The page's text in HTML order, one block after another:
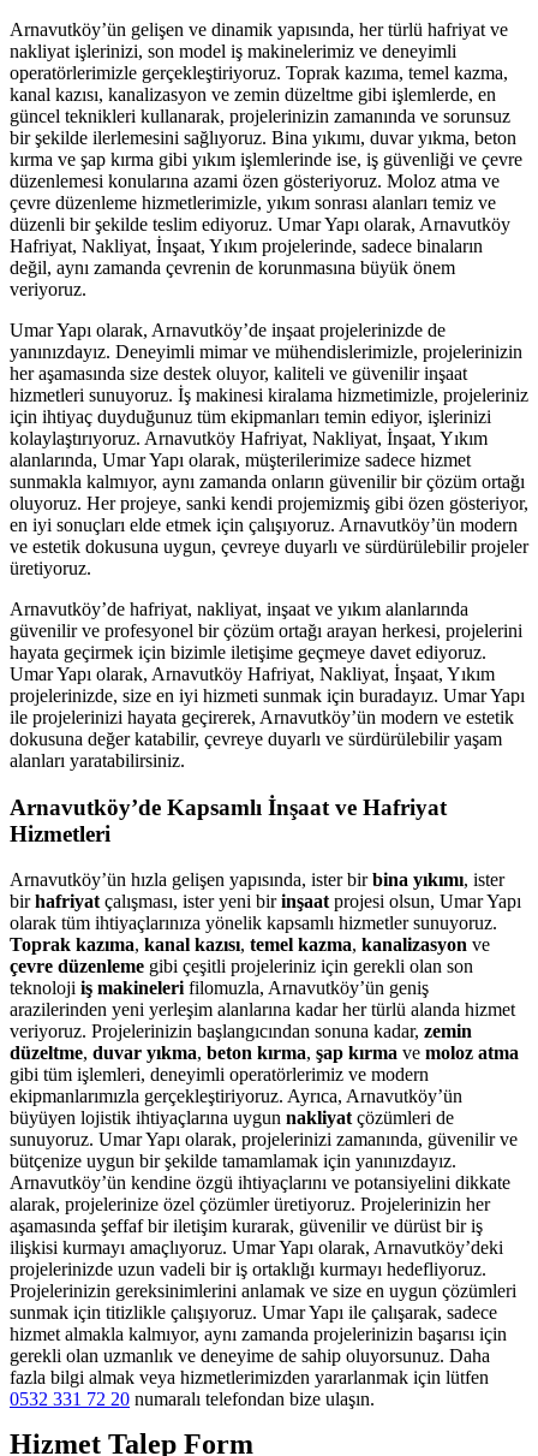
Arnavutköy’ün gelişen ve dinamik yapısında, her türlü hafriyat ve
nakliyat işlerinizi, son model iş makinelerimiz ve deneyimli
operatörlerimizle gerçekleştiriyoruz. Toprak kazıma, temel kazma,
kanal kazısı, kanalizasyon ve zemin düzeltme gibi işlemlerde, en
güncel teknikleri kullanarak, projelerinizin zamanında ve sorunsuz
bir şekilde ilerlemesini sağlıyoruz. Bina yıkımı, duvar yıkma, beton
kırma ve şap kırma gibi yıkım işlemlerinde ise, iş güvenliği ve çevre
düzenlemesi konularına azami özen gösteriyoruz. Moloz atma ve
çevre düzenleme hizmetlerimizle, yıkım sonrası alanları temiz ve
düzenli bir şekilde teslim ediyoruz. Umar Yapı olarak, Arnavutköy
Hafriyat, Nakliyat, İnşaat, Yıkım projelerinde, sadece binaların
değil, aynı zamanda çevrenin de korunmasına büyük önem
veriyoruz.
Umar Yapı olarak, Arnavutköy’de inşaat projelerinizde de
yanınızdayız. Deneyimli mimar ve mühendislerimizle, projelerinizin
her aşamasında size destek oluyor, kaliteli ve güvenilir inşaat
hizmetleri sunuyoruz. İş makinesi kiralama hizmetimizle, projeleriniz
için ihtiyaç duyduğunuz tüm ekipmanları temin ediyor, işlerinizi
kolaylaştırıyoruz. Arnavutköy Hafriyat, Nakliyat, İnşaat, Yıkım
alanlarında, Umar Yapı olarak, müşterilerimize sadece hizmet
sunmakla kalmıyor, aynı zamanda onların güvenilir bir çözüm ortağı
oluyoruz. Her projeye, sanki kendi projemizmiş gibi özen gösteriyor,
en iyi sonuçları elde etmek için çalışıyoruz. Arnavutköy’ün modern
ve estetik dokusuna uygun, çevreye duyarlı ve sürdürülebilir projeler
üretiyoruz.
Arnavutköy’de hafriyat, nakliyat, inşaat ve yıkım alanlarında
güvenilir ve profesyonel bir çözüm ortağı arayan herkesi, projelerini
hayata geçirmek için bizimle iletişime geçmeye davet ediyoruz.
Umar Yapı olarak, Arnavutköy Hafriyat, Nakliyat, İnşaat, Yıkım
projelerinizde, size en iyi hizmeti sunmak için buradayız. Umar Yapı
ile projelerinizi hayata geçirerek, Arnavutköy’ün modern ve estetik
dokusuna değer katabilir, çevreye duyarlı ve sürdürülebilir yaşam
alanları yaratabilirsiniz.
Arnavutköy’de Kapsamlı İnşaat ve Hafriyat
Hizmetleri
Arnavutköy’ün hızla gelişen yapısında, ister birbina yıkımı, ister
birhafriyat çalışması, ister yeni birinşaat projesi olsun, Umar Yapı
olarak tüm ihtiyaçlarınıza yönelik kapsamlı hizmetler sunuyoruz.
Toprak kazıma, kanal kazısı, temel kazma, kanalizasyon ve
çevre düzenleme gibi çeşitli projeleriniz için gerekli olan son
teknoloji iş makineleri filomuzla, Arnavutköy’ün geniş
arazilerinden yeni yerleşim alanlarına kadar her türlü alanda hizmet
veriyoruz. Projelerinizin başlangıcından sonuna kadar, zemin
düzeltme, duvar yıkma, beton kırma, şap kırma ve moloz atma
gibi tüm işlemleri, deneyimli operatörlerimiz ve modern
ekipmanlarımızla gerçekleştiriyoruz. Ayrıca, Arnavutköy’ün
büyüyen lojistik ihtiyaçlarına uygun nakliyat çözümleri de
sunuyoruz. Umar Yapı olarak, projelerinizi zamanında, güvenilir ve
bütçenize uygun bir şekilde tamamlamak için yanınızdayız.
Arnavutköy’ün kendine özgü ihtiyaçlarını ve potansiyelini dikkate
alarak, projelerinize özel çözümler üretiyoruz. Projelerinizin her
aşamasında şeffaf bir iletişim kurarak, güvenilir ve dürüst bir iş
ilişkisi kurmayı amaçlıyoruz. Umar Yapı olarak, Arnavutköy’deki
projelerinizde uzun vadeli bir iş ortaklığı kurmayı hedefliyoruz.
Projelerinizin gereksinimlerini anlamak ve size en uygun çözümleri
sunmak için titizlikle çalışıyoruz. Umar Yapı ile çalışarak, sadece
hizmet almakla kalmıyor, aynı zamanda projelerinizin başarısı için
gerekli olan uzmanlık ve deneyime de sahip oluyorsunuz. Daha
fazla bilgi almak veya hizmetlerimizden yararlanmak için lütfen
0532 331 72 20 numaralı telefondan bize ulaşın.
Hizmet Talep Form